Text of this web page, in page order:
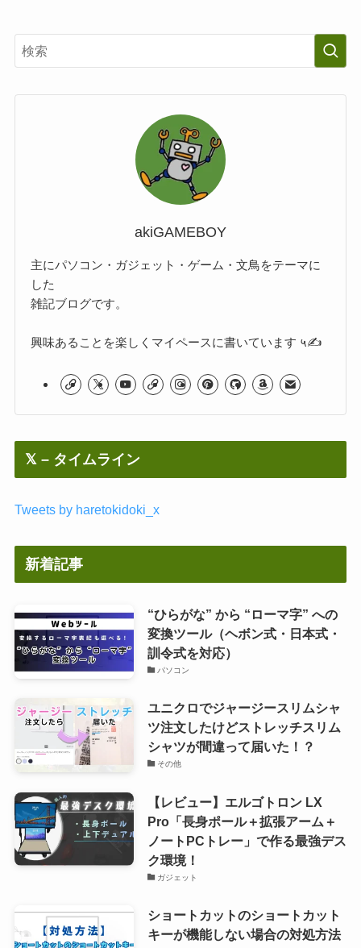
akiGAMEBOY
主にパソコン・ガジェット・ゲーム・文鳥をテーマに
した
雑記ブログです。
興味あることを楽しくマイペースに書いています ५✍
𝕏 – タイムライン
Tweets by haretokidoki_x
新着記事
“ひらがな” から “ローマ字” への
変換ツール（ヘボン式・日本式・
訓令式を対応）
パソコン
ユニクロでジャージースリムシャ
ツ注文したけどストレッチスリム
シャツが間違って届いた！？
その他
【レビュー】エルゴトロン LX
Pro「長身ポール＋拡張アーム＋
ノートPCトレー」で作る最強デス
ク環境！
ガジェット
ショートカットのショートカット
キーが機能しない場合の対処方法